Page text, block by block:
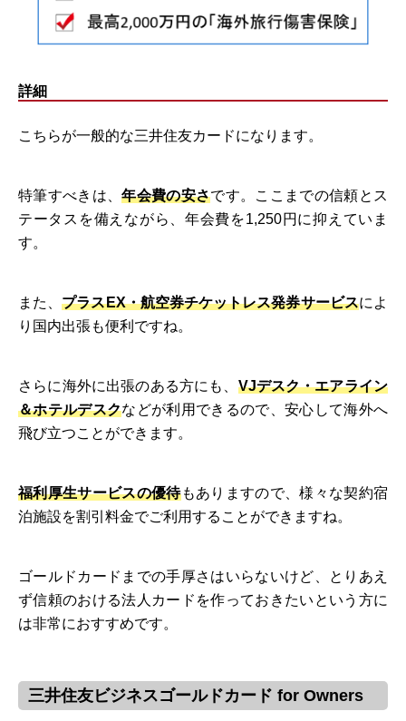
詳細
こちらが一般的な三井住友カードになります。
特筆すべきは、年会費の安さです。ここまでの信頼とス
テータスを備えながら、年会費を1,250円に抑えていま
す。
また、プラスEX・航空券チケットレス発券サービスによ
り国内出張も便利ですね。
さらに海外に出張のある方にも、 VJデスク・エアライン
＆ホテルデスクなどが利用できるので、安心して海外へ
飛び立つことができます。
福利厚生サービスの優待もありますので、様々な契約宿
泊施設を割引料金でご利用することができますね。
ゴールドカードまでの手厚さはいらないけど、とりあえ
ず信頼のおける法人カードを作っておきたいという方に
は非常におすすめです。
三井住友ビジネスゴールドカード for Owners